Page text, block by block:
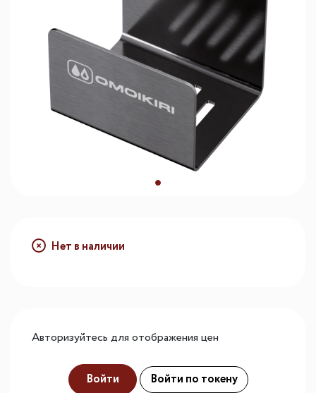
Нет в наличии
Авторизуйтесь для отображения цен
Войти Войти по токену